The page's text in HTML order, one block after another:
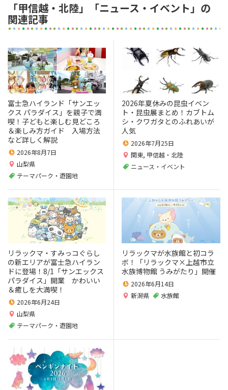
「甲信越・北陸」「ニュース・イベント」の
関連記事
富士急ハイランド「サンエッ
クス パラダイス」を親子で満
喫！子どもと楽しむ見どころ
＆楽しみ方ガイド 入場方法
など詳しく解説
2026年8月7日
山梨県
テーマパーク・遊園地
2026年夏休みの昆虫イベン
ト・昆虫展まとめ！カブトム
シ・クワガタとのふれあいが
人気
2026年7月25日
関東, 甲信越・北陸
ニュース・イベント
リラックマ・すみっコぐらし
の新エリアが富士急ハイラン
ドに登場！8/1「サンエックス
パラダイス」開業 かわいい
＆癒しを大満喫！
2026年6月24日
山梨県
テーマパーク・遊園地
リラックマが水族館と初コラ
ボ！「リラックマ×上越市立
水族博物館 うみがたり」開催
2026年6月14日
新潟県
水族館